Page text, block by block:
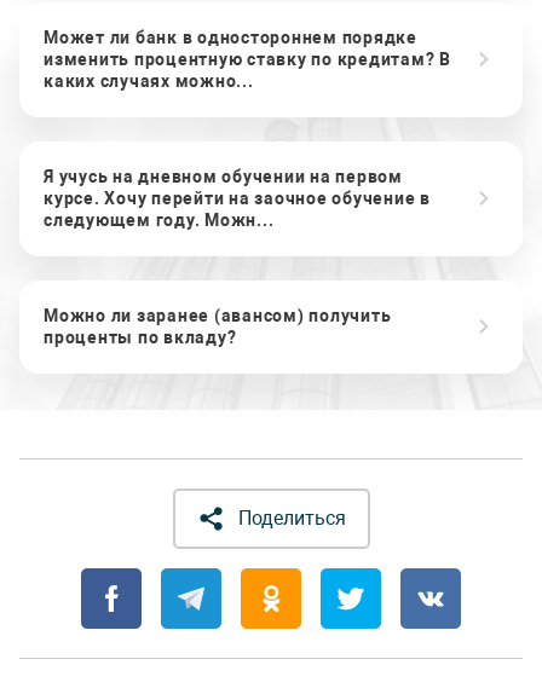
Может ли банк в одностороннем порядке
изменить процентную ставку по кредитам? В
каких случаях можно...
Я учусь на дневном обучении на первом
курсе. Хочу перейти на заочное обучение в
следующем году. Можн...
Можно ли заранее (авансом) получить
проценты по вкладу?
Поделиться